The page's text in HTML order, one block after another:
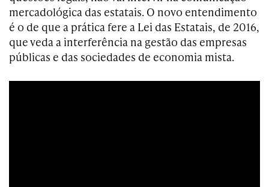
mercadológica das estatais. O novo entendimento
é o de que a prática fere a Lei das Estatais, de 2016,
que veda a interferência na gestão das empresas
públicas e das sociedades de economia mista.